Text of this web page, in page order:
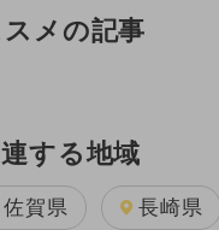
メの記事
する地域
佐賀県 長崎県